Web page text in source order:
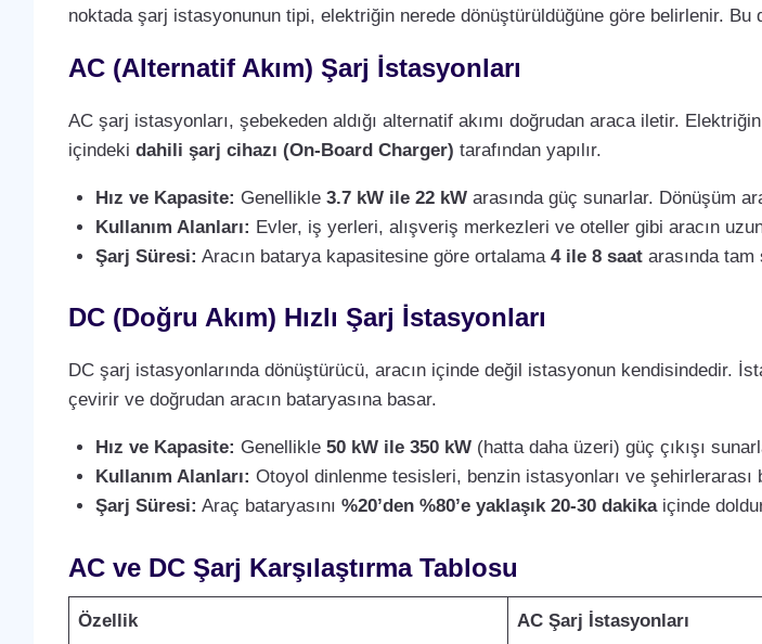
noktada şarj istasyonunun tipi, elektriğin nerede dönüştürüldüğüne göre belirlenir. Bu
AC (Alternatif Akım) Şarj İstasyonları
AC şarj istasyonları, şebekeden aldığı alternatif akımı doğrudan araca iletir.
içindeki dahili şarj cihazı (On-Board Charger) tarafından yapılır.
Hız ve Kapasite: Genellikle3.7 kW ile 22 kW arasında güç sunarlar. Dönüşüm
Kullanım Alanları: Evler, iş yerleri, alışveriş merkezleri ve oteller gibi aracın
Şarj Süresi: Aracın batarya kapasitesine göre ortalama4 ile 8 saat arasında
DC (Doğru Akım) Hızlı Şarj İstasyonları
DC şarj istasyonlarında dönüştürücü, aracın içinde değil istasyonun kendisindedir.
çevirir ve doğrudan aracın bataryasına basar.
Hız ve Kapasite: Genellikle50 kW ile 350 kW (hatta daha üzeri) güç çıkışı
Kullanım Alanları: Otoyol dinlenme tesisleri, benzin istasyonları ve şehirlerarası
Şarj Süresi: Araç bataryasını%20’den %80’e yaklaşık 20-30 dakikaiçinde
AC ve DC Şarj Karşılaştırma Tablosu
Özellik AC Şarj İstasyonları